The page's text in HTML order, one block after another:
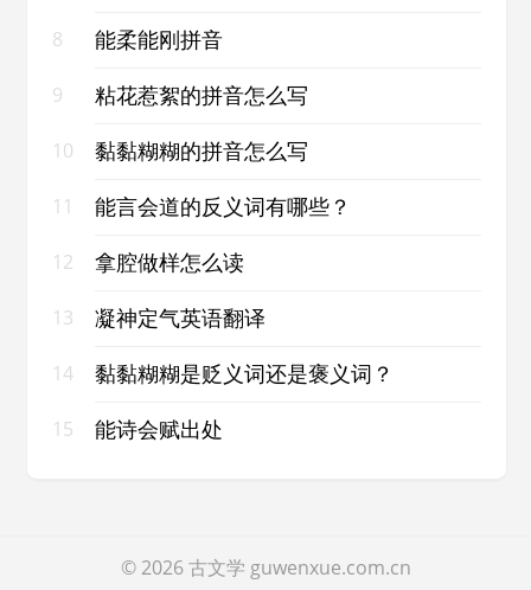
8 能柔能刚拼音
9 粘花惹絮的拼音怎么写
10 黏黏糊糊的拼音怎么写
11 能言会道的反义词有哪些？
12 拿腔做样怎么读
13 凝神定气英语翻译
14 黏黏糊糊是贬义词还是褒义词？
15 能诗会赋出处
© 2026古文学 guwenxue.com.cn